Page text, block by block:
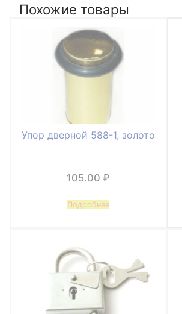
Похожие товары
Упор дверной 588-1, золото
105.00₽
Подробнее